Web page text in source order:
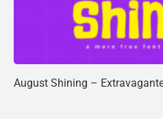
August Shining –